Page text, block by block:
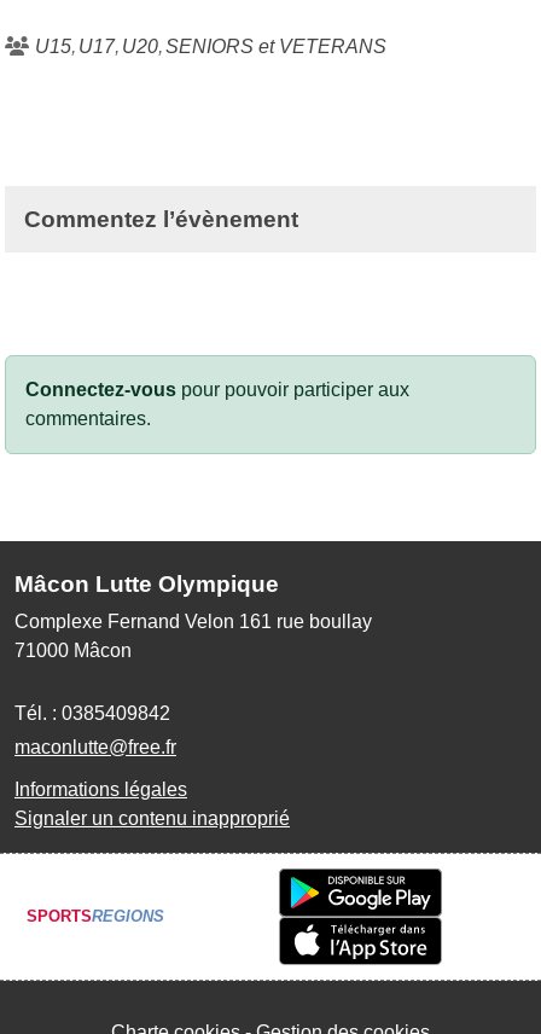
U15 U17 U20 SENIORS et VETERANS
Commentez l’évènement
Connectez-vous pour pouvoir participer aux
commentaires.
Mâcon Lutte Olympique
Complexe Fernand Velon 161 rue boullay
71000 Mâcon
Tél. : 0385409842
maconlutte@free.fr
Informations légales
Signaler un contenu inapproprié
SPORTSREGIONS